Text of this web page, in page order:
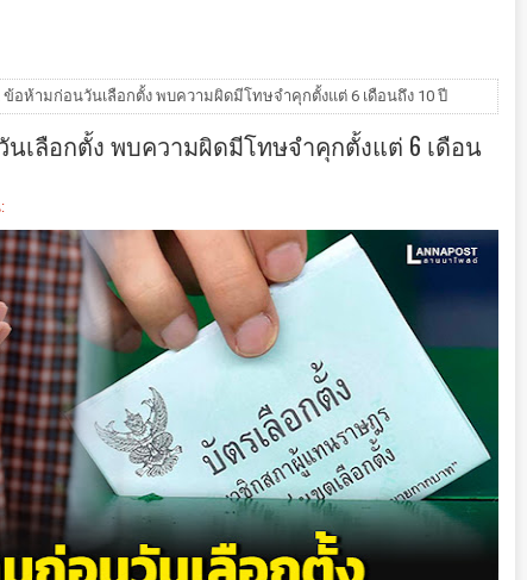
ข้อห้ามก่อนวันเลือกตั้ง พบความผิดมีโทษจำคุกตั้งแต่ 6 เดือนถึง 10 ปี
นเลือกตั้ง พบความผิดมีโทษจำคุกตั้งแต่ 6 เดือน